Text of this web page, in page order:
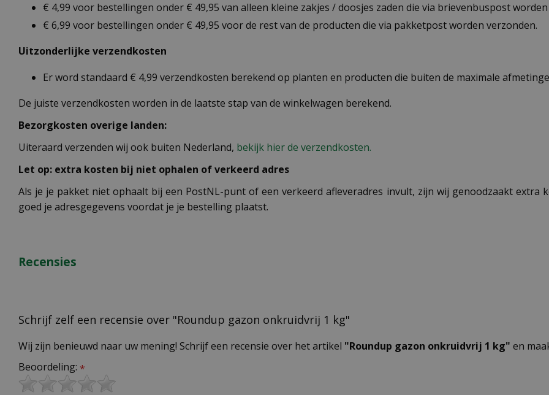
€ 4,99 voor bestellingen onder € 49,95 van alleen kleine zakjes / doosjes zaden die via brievenbuspost
€ 6,99 voor bestellingen onder € 49,95 voor de rest van de producten die via pakketpost worden verzonden.
Uitzonderlijke verzendkosten
Er word standaard € 4,99 verzendkosten berekend op planten en producten die buiten de maximale
De juiste verzendkosten worden in de laatste stap van de winkelwagen berekend.
Bezorgkosten overige landen:
Uiteraard verzenden wij ook buiten Nederland, bekijk hier de verzendkosten.
Let op: extra kosten bij niet ophalen of verkeerd adres
Als je je pakket niet ophaalt bij een PostNL-punt of een verkeerd afleveradres invult, zijn wij genoodzaakt
goed je adresgegevens voordat je je bestelling plaatst.
Recensies
Schrijf zelf een recensie over "Roundup gazon onkruidvrij 1 kg"
Wij zijn benieuwd naar uw mening! Schrijf een recensie over het artikel "Roundup gazon onkruidvrij 1 kg" en
Beoordeling: *